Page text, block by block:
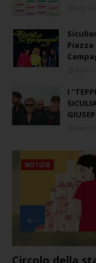
I
NOTIZIE
Circolo della